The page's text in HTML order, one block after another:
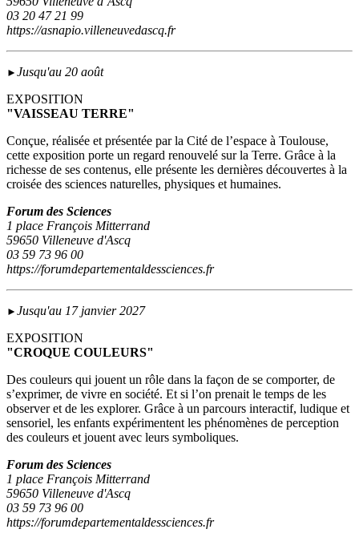
03 20 47 21 99
https://asnapio.villeneuvedascq.fr
► Jusqu'au 20 août
EXPOSITION
"VAISSEAU TERRE"
Conçue, réalisée et présentée par la Cité de l’espace à Toulouse,
cette exposition porte un regard renouvelé sur la Terre. Grâce à la
richesse de ses contenus, elle présente les dernières découvertes à la
croisée des sciences naturelles, physiques et humaines.
Forum des Sciences
1 place François Mitterrand
59650 Villeneuve d'Ascq
03 59 73 96 00
https://forumdepartementaldessciences.fr
► Jusqu'au 17 janvier 2027
EXPOSITION
"CROQUE COULEURS"
Des couleurs qui jouent un rôle dans la façon de se comporter, de
s’exprimer, de vivre en société. Et si l’on prenait le temps de les
observer et de les explorer. Grâce à un parcours interactif, ludique et
sensoriel, les enfants expérimentent les phénomènes de perception
des couleurs et jouent avec leurs symboliques.
Forum des Sciences
1 place François Mitterrand
59650 Villeneuve d'Ascq
03 59 73 96 00
https://forumdepartementaldessciences.fr